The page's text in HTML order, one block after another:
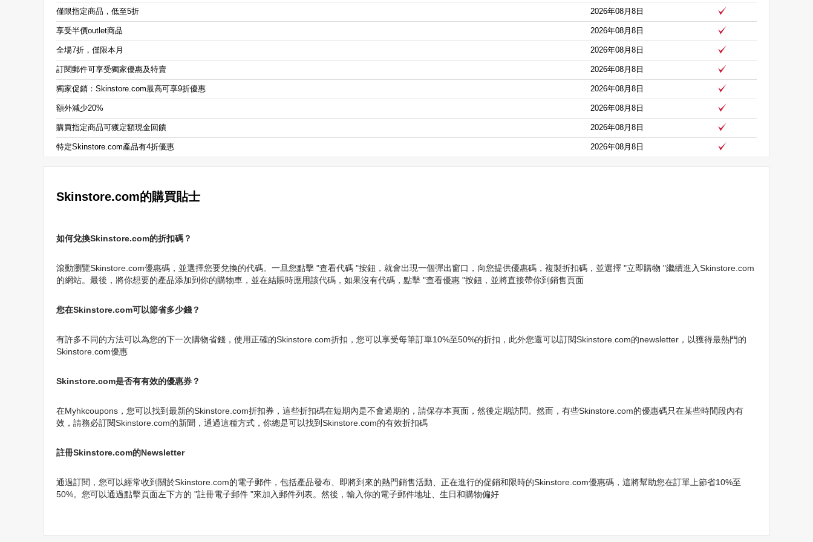
僅限指定商品，低至5折 2026年08月8日
享受半價outlet商品 2026年08月8日
全場7折，僅限本月 2026年08月8日
訂閱郵件可享受獨家優惠及特賣 2026年08月8日
獨家促銷：Skinstore.com最高可享9折優惠 2026年08月8日
額外減少20% 2026年08月8日
購買指定商品可獲定額現金回饋 2026年08月8日
特定Skinstore.com產品有4折優惠 2026年08月8日
Skinstore.com的購買貼士
如何兌換Skinstore.com的折扣碼？
滾動瀏覽Skinstore.com優惠碼，並選擇您要兌換的代碼。一旦您點擊 "查看代碼 "按鈕，就會出現一個彈出窗口，向您提供優惠碼，複製折扣碼，並選擇 "立即購物 "繼續進入Skinstore.com
的網站。最後，將你想要的產品添加到你的購物車，並在結賬時應用該代碼，如果沒有代碼，點擊 "查看優惠 "按鈕，並將直接帶你到銷售頁面
您在Skinstore.com可以節省多少錢？
有許多不同的方法可以為您的下一次購物省錢，使用正確的Skinstore.com折扣，您可以享受每筆訂單10%至50%的折扣，此外您還可以訂閱Skinstore.com的newsletter，以獲得最熱門的
Skinstore.com優惠
Skinstore.com是否有有效的優惠券？
在Myhkcoupons，您可以找到最新的Skinstore.com折扣券，這些折扣碼在短期內是不會過期的，請保存本頁面，然後定期訪問。然而，有些Skinstore.com的優惠碼只在某些時間段內有
效，請務必訂閱Skinstore.com的新聞，通過這種方式，你總是可以找到Skinstore.com的有效折扣碼
註冊Skinstore.com的Newsletter
通過訂閱，您可以經常收到關於Skinstore.com的電子郵件，包括產品發布、即將到來的熱門銷售活動、正在進行的促銷和限時的Skinstore.com優惠碼，這將幫助您在訂單上節省10%至
50%。您可以通過點擊頁面左下方的 "註冊電子郵件 "來加入郵件列表。然後，輸入你的電子郵件地址、生日和購物偏好